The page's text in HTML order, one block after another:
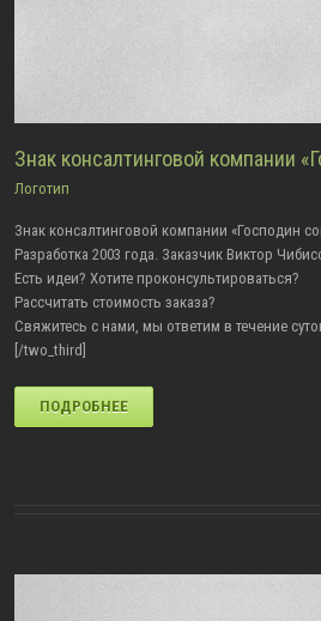
Знак консалтинговой компании
Логотип
Знак консалтинговой компании «Господин
Разработка 2003 года. Заказчик Виктор
Есть идеи? Хотите проконсультироваться?
Рассчитать стоимость заказа?
Свяжитесь с нами, мы ответим в течение
[/two_third]
ПОДРОБНЕЕ